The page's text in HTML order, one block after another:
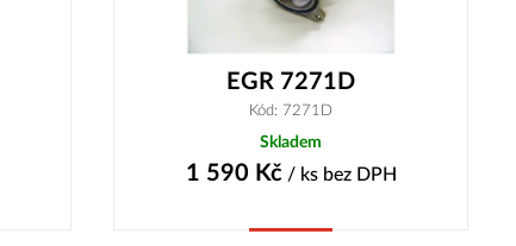
EGR 7271D
Kód: 7271D
Skladem
1 590 Kč/ ks bez DPH